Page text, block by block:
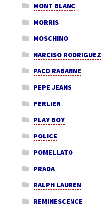
MONT BLANC
MORRIS
MOSCHINO
NARCISO RODRIGUEZ
PACO RABANNE
PEPE JEANS
PERLIER
PLAY BOY
POLICE
POMELLATO
PRADA
RALPH LAUREN
REMINESCENCE